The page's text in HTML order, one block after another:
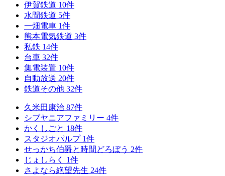
伊賀鉄道 10件
水間鉄道 5件
一畑電車 1件
熊本電気鉄道 3件
私鉄 14件
台車 32件
集電装置 10件
自動放送 20件
鉄道その他 32件
久米田康治 87件
シブヤニアファミリー 4件
かくしごと 18件
スタジオパルプ 1件
せっかち伯爵と時間どろぼう 2件
じょしらく 1件
さよなら絶望先生 24件